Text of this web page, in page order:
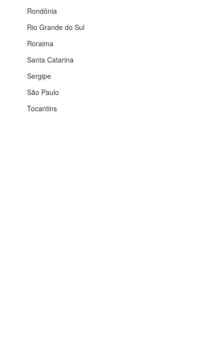
Rondônia
Rio Grande do Sul
Roraima
Santa Catarina
Sergipe
São Paulo
Tocantins